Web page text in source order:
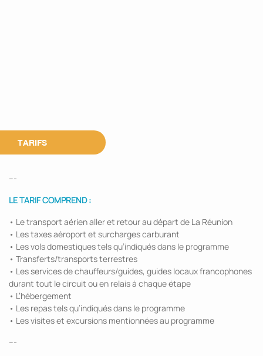
TARIFS
---
LE TARIF COMPREND :
• Le transport aérien aller et retour au départ de La Réunion
• Les taxes aéroport et surcharges carburant
• Les vols domestiques tels qu’indiqués dans le programme
• Transferts/transports terrestres
• Les services de chauffeurs/guides, guides locaux francophones
durant tout le circuit ou en relais à chaque étape
• L’hébergement
• Les repas tels qu’indiqués dans le programme
• Les visites et excursions mentionnées au programme
---